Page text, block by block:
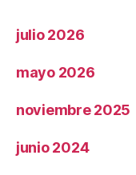
julio 2026
mayo 2026
noviembre 2025
junio 2024